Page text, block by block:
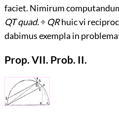
faciet. Nimirum
QT quad.÷ QRhuic vi
dabimus exempla in
Prop. VII. Prob. II.